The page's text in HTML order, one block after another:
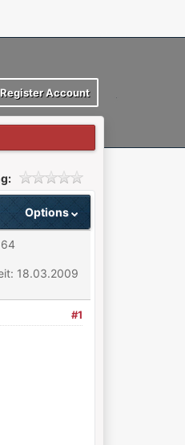
Register Account
Options
18.03.2009
#1